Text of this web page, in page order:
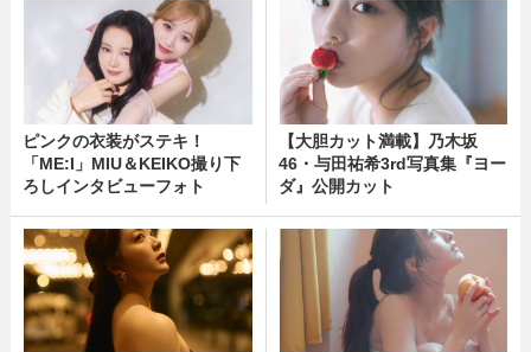
ピンクの衣装がステキ！
「ME:I」MIU＆KEIKO撮り下
ろしインタビューフォト
【大胆カット満載】乃木坂
46・与田祐希3rd写真集『ヨー
ダ』公開カット